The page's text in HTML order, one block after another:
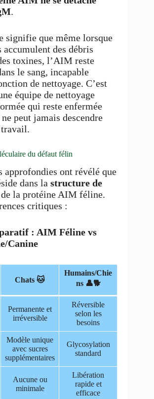
.
signifie que même lorsque
des débris
toxines, l’AIM reste
le sang, incapable
de nettoyage. C’est
équipe de nettoyage
qui reste enfermée
peut jamais descendre
du défaut félin
approfondies ont révélé que
dans la structure de
de la protéine AIM féline.
critiques :
: AIM Féline vs
Canine
Chats 🐱
Humains/Chie
ns 👤🐕
Permanente et
irréversible
Réversible
selon les
besoins
Modèle unique
avec sucres
supplémentaires
Glycosylation
standard
Aucune ou
minimale
Libération
rapide et
efficace